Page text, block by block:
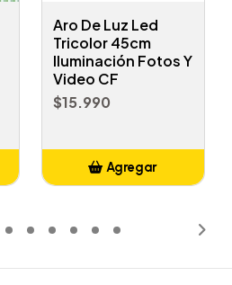
Aro De Luz Led
Tricolor 45cm
Iluminación Fotos Y
Video CF
$15.990
Agregar